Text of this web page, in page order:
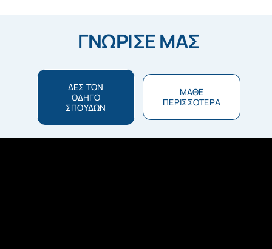
ΓΝΩΡΙΣΕ ΜΑΣ
ΔΕΣ ΤΟΝ
ΟΔΗΓΟ
ΣΠΟΥΔΩΝ
ΜΑΘΕ
ΠΕΡΙΣΣΟΤΕΡΑ